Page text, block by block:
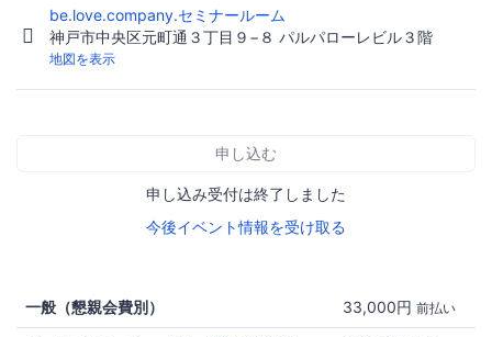
be.love.company.セミナールーム
神戸市中央区元町通３丁目９−８ パルパローレビル３階
地図を表示
申し込む
申し込み受付は終了しました
今後イベント情報を受け取る
一般（懇親会費別） 33,000円 前払い